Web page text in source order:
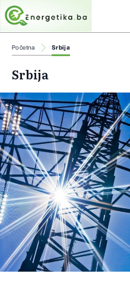
Početna Srbija
Srbija